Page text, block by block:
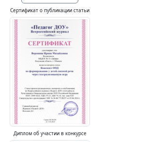
Сертификат о публикации статьи
Диплом об участии в конкурсе